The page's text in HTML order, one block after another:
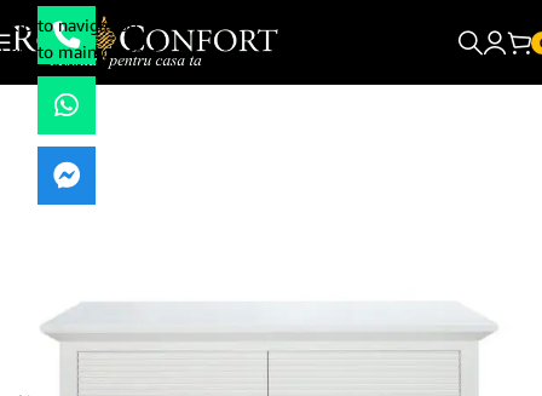
Skip to navigation
Skip to main content